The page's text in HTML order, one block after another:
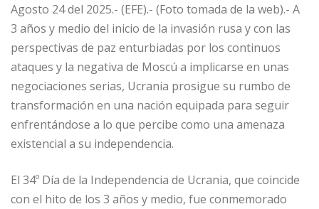
Agosto 24 del 2025.- (EFE).- (Foto tomada de la web).- A
3 años y medio del inicio de la invasión rusa y con las
perspectivas de paz enturbiadas por los continuos
ataques y la negativa de Moscú a implicarse en unas
negociaciones serias, Ucrania prosigue su rumbo de
transformación en una nación equipada para seguir
enfrentándose a lo que percibe como una amenaza
existencial a su independencia.
El 34º Día de la Independencia de Ucrania, que coincide
con el hito de los 3 años y medio, fue conmemorado